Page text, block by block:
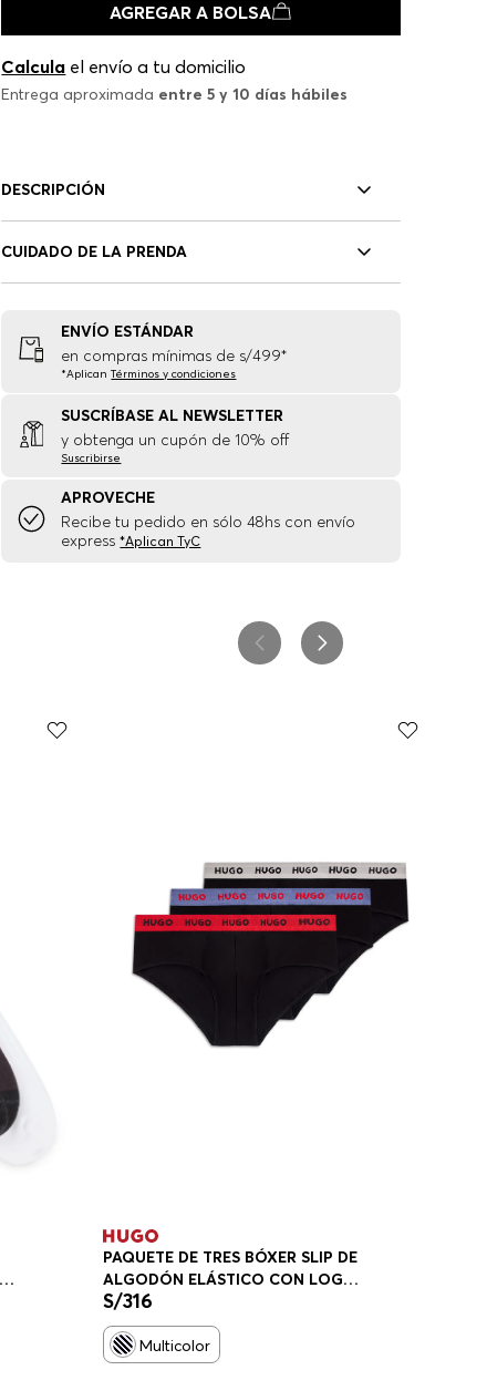
AGREGAR A BOLSA
Calcula el envío a tu domicilio
Entrega aproximada entre 5 y 10 días hábiles
DESCRIPCIÓN
CUIDADO DE LA PRENDA
ENVÍO ESTÁNDAR
en compras mínimas de s/499*
*AplicanTérminos y condiciones
SUSCRÍBASE AL NEWSLETTER
y obtenga un cupón de 10% off
Suscribirse
APROVECHE
Recibe tu pedido en sólo 48hs con envío
express*Aplican TyC
PAQUETE DE TRES BÓXER SLIP DE
ALGODÓN ELÁSTICO CON LOGOS
EN LA CINTURA CALZONCILLOS
HOMBRE
S/316
Multicolor